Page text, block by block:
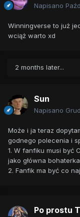
Napisano
Winningverse to już
wciąż warto xd
2 months later...
Sun
Napisano
Może i ja teraz
godnego polecenia i
1. W fanfiku musi być
jako główna
2. Fanfik ma być co
Po prostu